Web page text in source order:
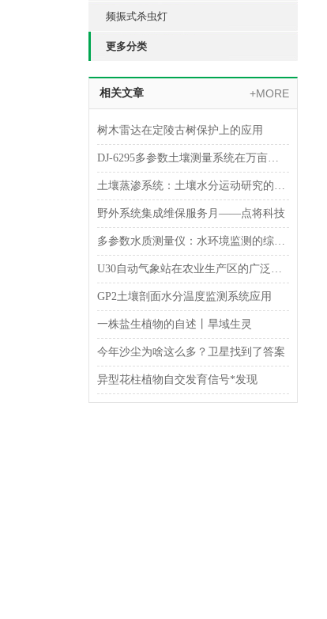
频振式杀虫灯
更多分类
相关文章 +MORE
树木雷达在定陵古树保护上的应用
DJ-6295多参数土壤测量系统在万亩人工“草海”的应用
土壤蒸渗系统：土壤水分运动研究的综合设备
野外系统集成维保服务月——点将科技
多参数水质测量仪：水环境监测的综合检测工具
U30自动气象站在农业生产区的广泛应用
GP2土壤剖面水分温度监测系统应用
一株盐生植物的自述丨旱域生灵
今年沙尘为啥这么多？卫星找到了答案
异型花柱植物自交发育信号*发现